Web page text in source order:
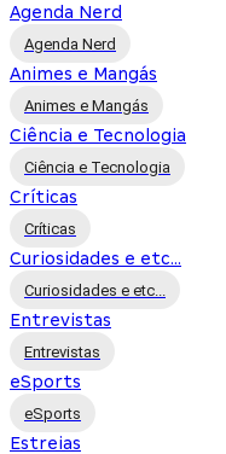
Agenda Nerd
Agenda Nerd
Animes e Mangás
Animes e Mangás
Ciência e Tecnologia
Ciência e Tecnologia
Críticas
Críticas
Curiosidades e etc...
Curiosidades e etc...
Entrevistas
Entrevistas
eSports
eSports
Estreias